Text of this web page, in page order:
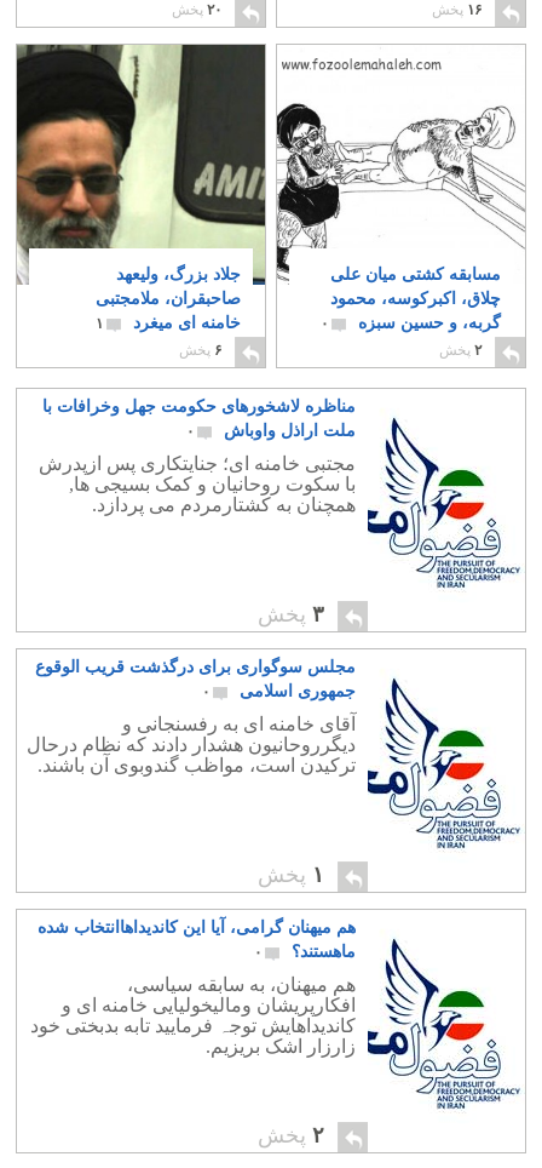
۱۶ پخش
۲۰ پخش
مسابقه کشتی میان علی
چلاق، اکبرکوسه، محمود
گربه، و حسین سبزه
۰
۲ پخش
جلاد بزرگ، ولیعهد
صاحبقران، ملامجتبی
خامنه ای میغرد
۱
۶ پخش
مناظره لاشخورهای حکومت جهل وخرافات با
ملت اراذل واوباش
۰
مجتبی خامنه ای؛ جنایتکاری پس ازپدرش
با سکوت روحانیان و کمک بسیجی ها,
همچنان به کشتارمردم می پردازد.
۳ پخش
مجلس سوگواری برای درگذشت قریب الوقوع
جمهوری اسلامی
۰
آقای خامنه ای به رفسنجانی و
دیگرروحانیون هشدار دادند که نظام درحال
ترکیدن است، مواظب گندوبوی آن باشند.
۱ پخش
هم میهنان گرامی، آیا این کاندیداهاانتخاب شده
ماهستند؟
۰
هم میهنان، به سابقه سیاسی،
افکارپریشان ومالیخولیایی خامنه ای و
کاندیداهایش توجہ فرمایید تابه بدبختی خود
زارزار اشک بریزیم.
۲ پخش